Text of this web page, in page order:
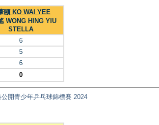
頤 KO WAI YEE
WONG HING YIU
STELLA
6
5
6
0
開青少年乒乓球錦標賽 2024